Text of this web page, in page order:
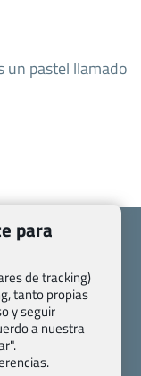
un pastel llamado
específicas
generales
para
de tracking)
tanto propias
y seguir
a nuestra